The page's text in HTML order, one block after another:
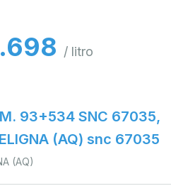
/ litro
93+534 SNC 67035,
(AQ) snc 67035
(AQ)